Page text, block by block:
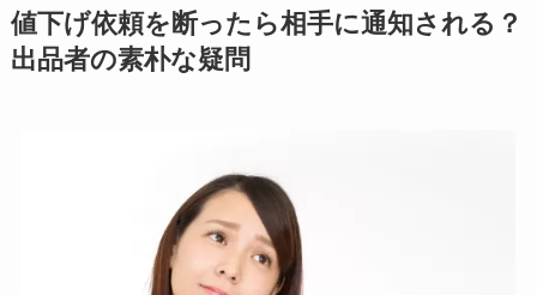
値下げ依頼を断ったら相手に通知される？
出品者の素朴な疑問